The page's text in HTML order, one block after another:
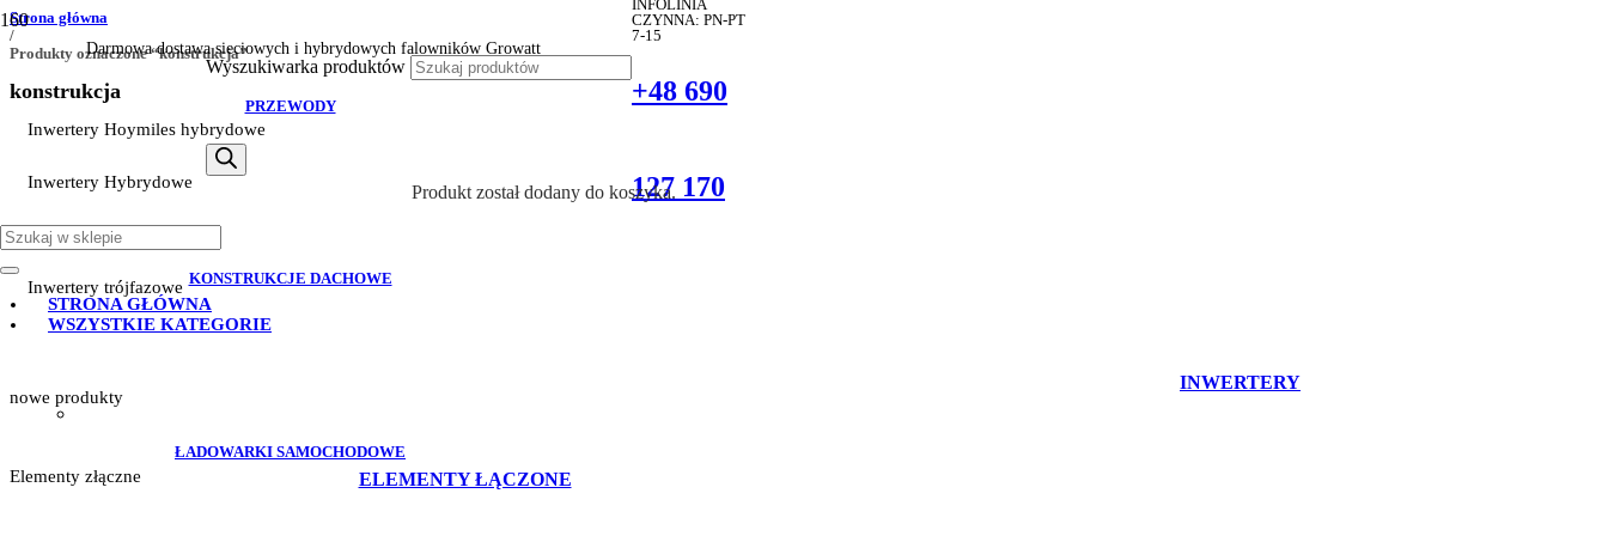
Darmowa dostawa sieciowych i hybrydowych falowników Growatt
Wyszukiwarka produktów
INFOLINIA
CZYNNA: PN-PT
7-15
+48 690
127 170
PRZEWODY
KONSTRUKCJE DACHOWE
ŁADOWARKI SAMOCHODOWE
Produkt został dodany do koszyka.
STRONA GŁÓWNA
WSZYSTKIE KATEGORIE
INWERTERY
ELEMENTY ŁĄCZONE
Strona główna
/
Produkty oznaczone “konstrukcja”
konstrukcja
Inwertery Hoymiles hybrydowe
Inwertery Hybrydowe
Inwertery Sofar
Inwertery trójfazowe
nowe produkty
Elementy złączne